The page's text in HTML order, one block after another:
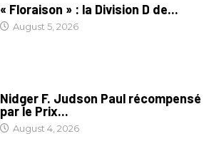
« Floraison » : la Division D de...
August 5, 2026
Nidger F. Judson Paul récompensé
par le Prix...
August 4, 2026